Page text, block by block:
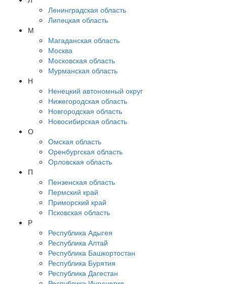
Ленинградская область
Липецкая область
М
Магаданская область
Москва
Московская область
Мурманская область
Н
Ненецкий автономный округ
Нижегородская область
Новгородская область
Новосибирская область
О
Омская область
Оренбургская область
Орловская область
П
Пензенская область
Пермский край
Приморский край
Псковская область
Р
Республика Адыгея
Республика Алтай
Республика Башкортостан
Республика Бурятия
Республика Дагестан